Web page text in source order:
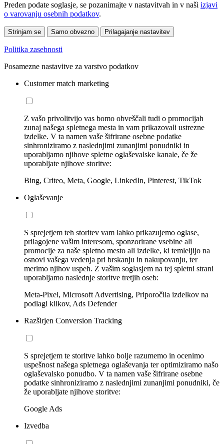
Preden podate soglasje, se pozanimajte v nastavitvah in v naši izjavi
o varovanju osebnih podatkov.
Strinjam se Samo obvezno Prilagajanje nastavitev
Politika zasebnosti
Posamezne nastavitve za varstvo podatkov
Customer match marketing
Z vašo privolitvijo vas bomo obveščali tudi o promocijah
zunaj našega spletnega mesta in vam prikazovali ustrezne
izdelke. V ta namen vaše šifrirane osebne podatke
sinhroniziramo z naslednjimi zunanjimi ponudniki in
uporabljamo njihove spletne oglaševalske kanale, če že
uporabljate njihove storitve:
Bing, Criteo, Meta, Google, LinkedIn, Pinterest, TikTok
Oglaševanje
S sprejetjem teh storitev vam lahko prikazujemo oglase,
prilagojene vašim interesom, sponzorirane vsebine ali
promocije za naše spletno mesto ali izdelke, ki temleljijo na
osnovi vašega vedenja pri brskanju in nakupovanju, ter
merimo njihov uspeh. Z vašim soglasjem na tej spletni strani
uporabljamo naslednje storitve tretjih oseb:
Meta-Pixel, Microsoft Advertising, Priporočila izdelkov na
podlagi klikov, Ads Defender
Razširjen Conversion Tracking
S sprejetjem te storitve lahko bolje razumemo in ocenimo
uspešnost našega spletnega oglaševanja ter optimiziramo našo
oglaševalsko ponudbo. V ta namen vaše šifrirane osebne
podatke sinhroniziramo z naslednjimi zunanjimi ponudniki, če
že uporabljate njihove storitve:
Google Ads
Izvedba